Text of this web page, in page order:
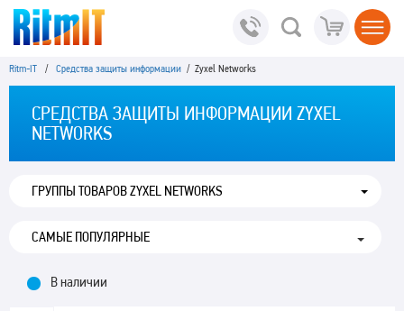
Ritm-IT / Средства защиты информации / Zyxel Networks
СРЕДСТВА ЗАЩИТЫ ИНФОРМАЦИИ ZYXEL
NETWORKS
ГРУППЫ ТОВАРОВ ZYXEL NETWORKS
В наличии